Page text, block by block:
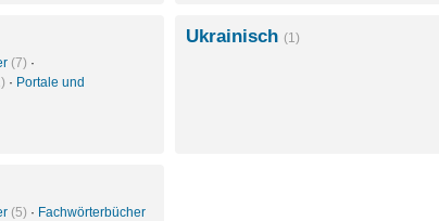
(7) ·
· Portale und
Ukrainisch (1)
(5) · Fachwörterbücher